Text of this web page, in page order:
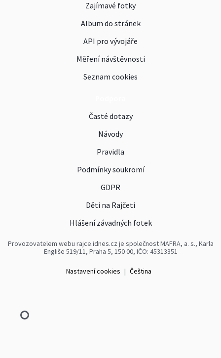
Zajímavé fotky
Album do stránek
API pro vývojáře
Měření návštěvnosti
Seznam cookies
Časté dotazy
Návody
Pravidla
Podmínky soukromí
GDPR
Děti na Rajčeti
Hlášení závadných fotek
Provozovatelem webu rajce.idnes.cz je společnost MAFRA, a. s., Karla
Engliše 519/11, Praha 5, 150 00, IČO: 45313351
Nastavení cookies | Čeština